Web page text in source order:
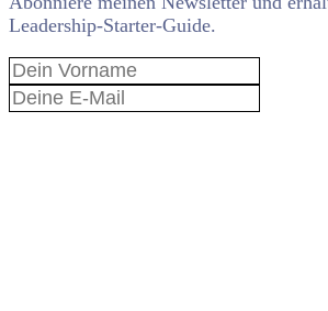
Leadership-Starter-Guide.